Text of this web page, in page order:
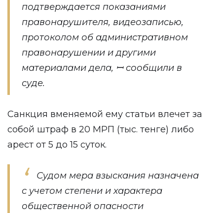
подтверждается показаниями
правонарушителя, видеозаписью,
протоколом об административном
правонарушении и другими
материалами дела, ꟷ сообщили в
суде.
Санкция вменяемой ему статьи влечет за
собой штраф в 20 МРП (тыс. тенге) либо
арест от 5 до 15 суток.
Судом мера взыскания назначена
с учетом степени и характера
общественной опасности